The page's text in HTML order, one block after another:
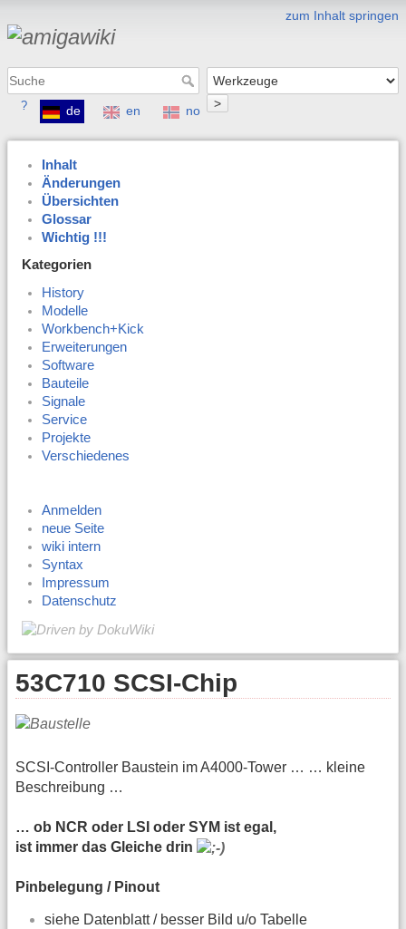
zum Inhalt springen
>
? de en no
Inhalt
Änderungen
Übersichten
Glossar
Wichtig !!!
Kategorien
History
Modelle
Workbench+Kick
Erweiterungen
Software
Bauteile
Signale
Service
Projekte
Verschiedenes
Anmelden
neue Seite
wiki intern
Syntax
Impressum
Datenschutz
53C710 SCSI-Chip
SCSI-Controller Baustein im A4000-Tower … … kleine
Beschreibung …
… ob NCR oder LSI oder SYM ist egal,
ist immer das Gleiche drin
Pinbelegung / Pinout
siehe Datenblatt / besser Bild u/o Tabelle